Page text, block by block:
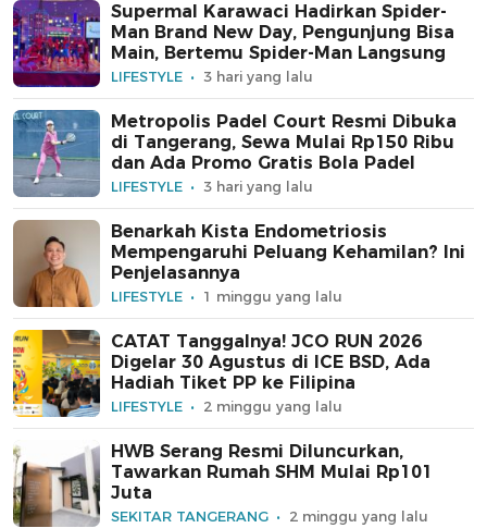
Supermal Karawaci Hadirkan Spider-
Man Brand New Day, Pengunjung Bisa
Main, Bertemu Spider-Man Langsung
LIFESTYLE 3 hari yang lalu
Metropolis Padel Court Resmi Dibuka
di Tangerang, Sewa Mulai Rp150 Ribu
dan Ada Promo Gratis Bola Padel
LIFESTYLE 3 hari yang lalu
Benarkah Kista Endometriosis
Mempengaruhi Peluang Kehamilan? Ini
Penjelasannya
LIFESTYLE 1 minggu yang lalu
CATAT Tanggalnya! JCO RUN 2026
Digelar 30 Agustus di ICE BSD, Ada
Hadiah Tiket PP ke Filipina
LIFESTYLE 2 minggu yang lalu
HWB Serang Resmi Diluncurkan,
Tawarkan Rumah SHM Mulai Rp101
Juta
SEKITAR TANGERANG 2 minggu yang lalu